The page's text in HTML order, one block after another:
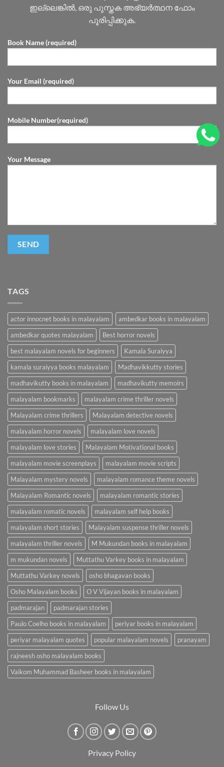
ഇല്ലെങ്കിൽ, ഒരു പുസ്തക അഭ്യർത്ഥന ഫോം
പൂരിപ്പിക്കുക.
Book Name (required)
Your Email (required)
Mobile Number(required)
Your Message
TAGS
actor innocnet books in malayalam
ambedkar books in malayalam
ambedkar quotes malayalam
Best horror novels
best malayalam novels for beginners
Kamala Suraiyya
kamala suraiyya books malayalam
Madhavikkutty stories
madhavikutty books in malayalam
madhavikutty memoirs
malayalam bookmarks
malayalam crime thriller novels
Malayalam crime thrillers
Malayalam detective novels
malayalam horror novels
malayalam love novels
malayalam love stories
Malayalam Motivational books
malayalam movie screenplays
malayalam movie scripts
Malayalam mystery novels
malayalam romance theme novels
Malayalam Romantic novels
malayalam romantic stories
malayalam romatic novels
malayalam self help books
malayalam short stories
Malayalam suspense thriller novels
malayalam thriller novels
M Mukundan books in malayalam
m mukundan novels
Muttathu Varkey books in malayalam
Muttathu Varkey novels
osho bhagavan books
Osho Malayalam books
O V Vijayan books in malayalam
padmarajan
padmarajan stories
Paulo Coelho books in malayalam
periyar books in malayalam
periyar malayalam quotes
popular malayalam novels
pranayam
rajneesh osho malayalam books
Vaikom Muhammad Basheer books in malayalam
Follow Us
Privacy Policy